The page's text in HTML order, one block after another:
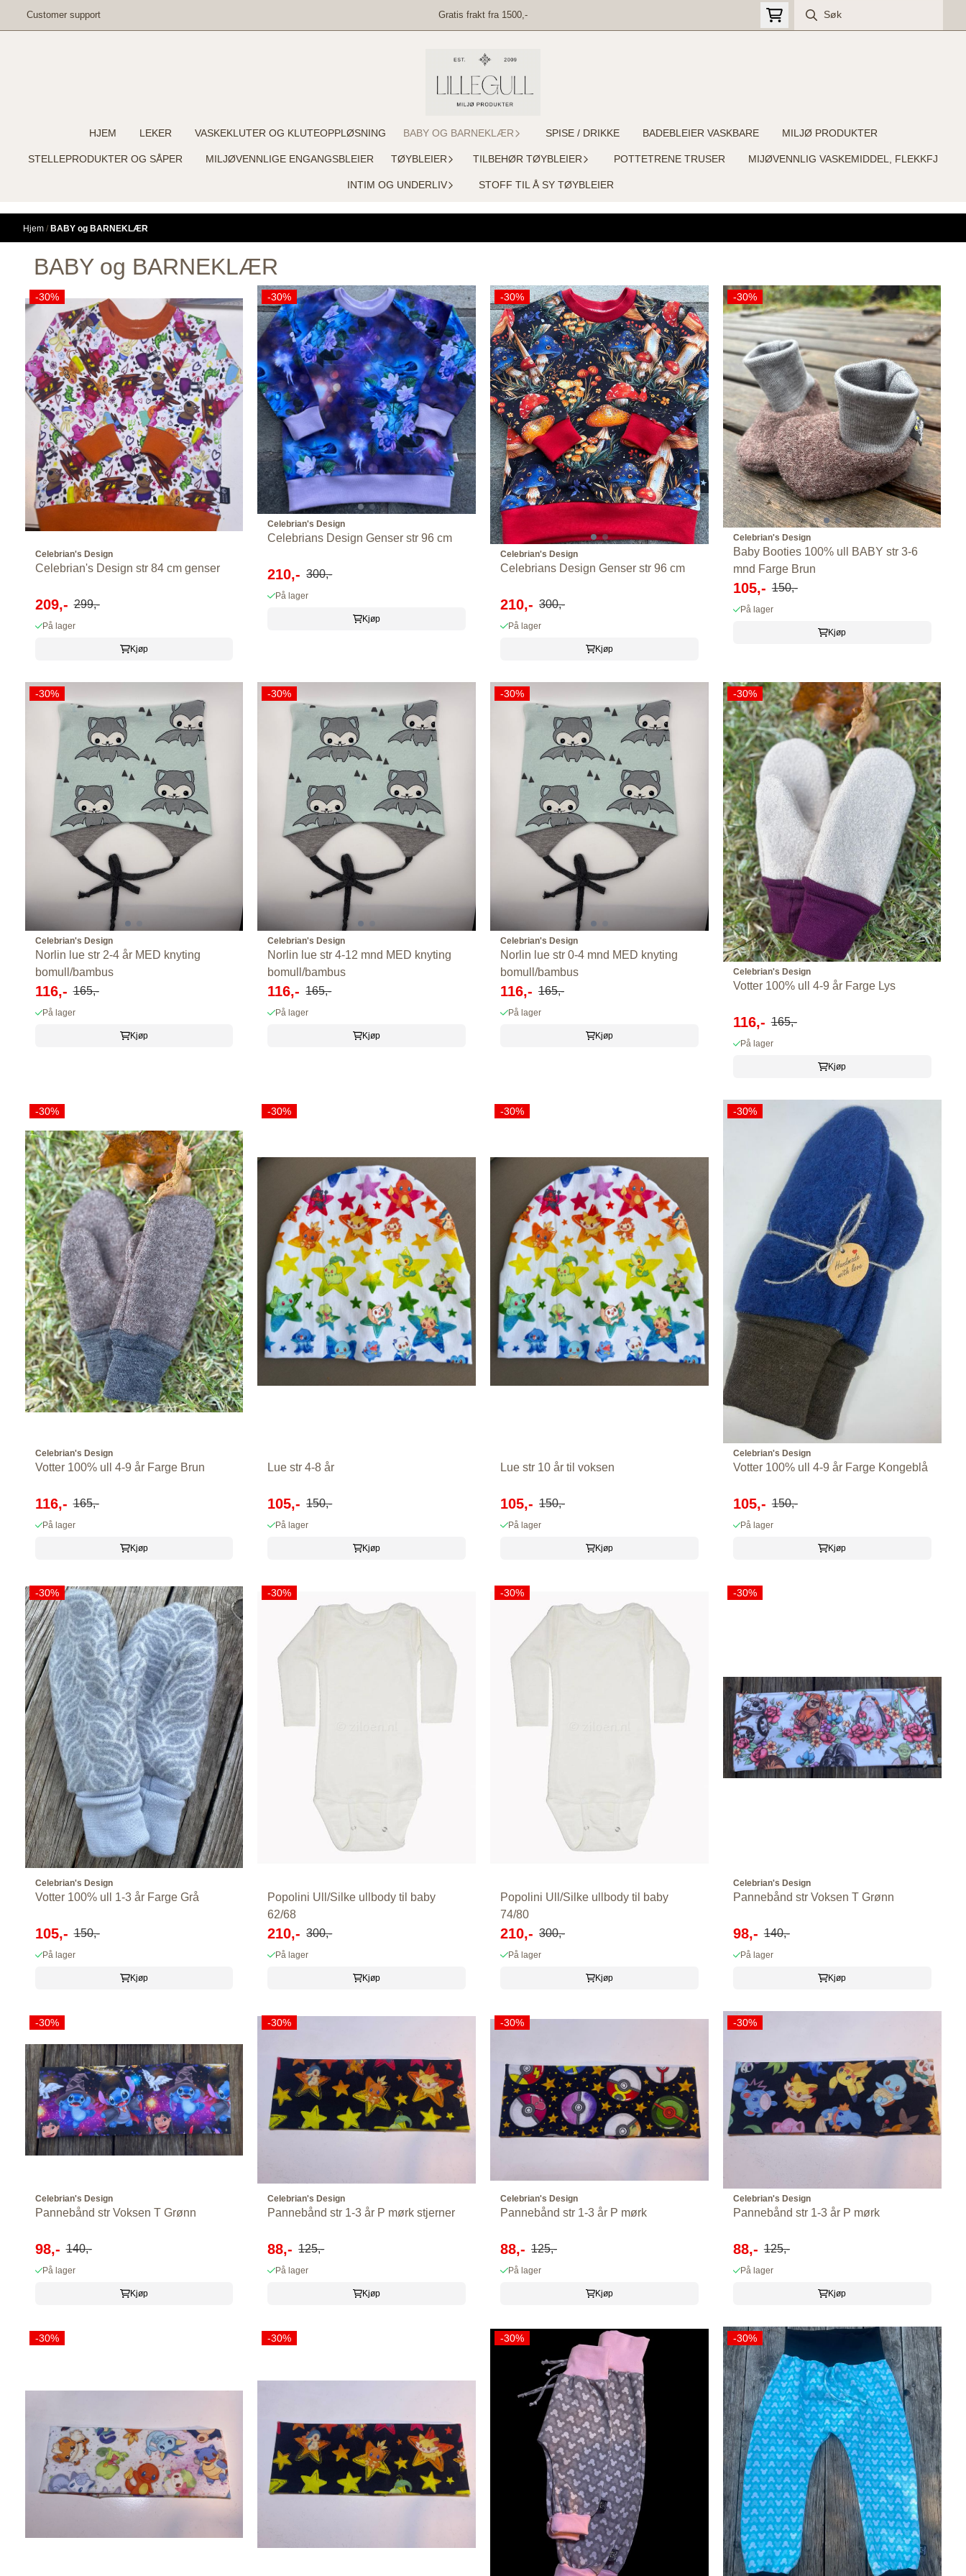
Hopp til innhold
Customer support Gratis frakt fra 1500,-
HJEM LEKER VASKEKLUTER OG KLUTEOPPLØSNING BABY OG BARNEKLÆR SPISE / DRIKKE BADEBLEIER VASKBARE MILJØ PRODUKTER
STELLEPRODUKTER OG SÅPER MILJØVENNLIGE ENGANGSBLEIER TØYBLEIER TILBEHØR TØYBLEIER POTTETRENE TRUSER MIJØVENNLIG VASKEMIDDEL, FLEKKFJ
INTIM OG UNDERLIV STOFF TIL Å SY TØYBLEIER
Hjem / BABY og BARNEKLÆR
BABY og BARNEKLÆR
-30%
Celebrian's Design
Celebrian's Design str 84 cm genser
209,- 299,-
På lager
Kjøp
-30%
Celebrian's Design
Celebrians Design Genser str 96 cm
210,- 300,-
På lager
Kjøp
-30%
Celebrian's Design
Celebrians Design Genser str 96 cm
210,- 300,-
På lager
Kjøp
-30%
Celebrian's Design
Baby Booties 100% ull BABY str 3-6
mnd Farge Brun
105,- 150,-
På lager
Kjøp
-30%
Celebrian's Design
Norlin lue str 2-4 år MED knyting
bomull/bambus
116,- 165,-
På lager
Kjøp
-30%
Celebrian's Design
Norlin lue str 4-12 mnd MED knyting
bomull/bambus
116,- 165,-
På lager
Kjøp
-30%
Celebrian's Design
Norlin lue str 0-4 mnd MED knyting
bomull/bambus
116,- 165,-
På lager
Kjøp
-30%
Celebrian's Design
Votter 100% ull 4-9 år Farge Lys
116,- 165,-
På lager
Kjøp
-30%
Celebrian's Design
Votter 100% ull 4-9 år Farge Brun
116,- 165,-
På lager
Kjøp
-30%
Lue str 4-8 år
105,- 150,-
På lager
Kjøp
-30%
Lue str 10 år til voksen
105,- 150,-
På lager
Kjøp
-30%
Celebrian's Design
Votter 100% ull 4-9 år Farge Kongeblå
105,- 150,-
På lager
Kjøp
-30%
Celebrian's Design
Votter 100% ull 1-3 år Farge Grå
105,- 150,-
På lager
Kjøp
-30%
Popolini Ull/Silke ullbody til baby
62/68
210,- 300,-
På lager
Kjøp
-30%
Popolini Ull/Silke ullbody til baby
74/80
210,- 300,-
På lager
Kjøp
-30%
Celebrian's Design
Pannebånd str Voksen T Grønn
98,- 140,-
På lager
Kjøp
-30%
Celebrian's Design
Pannebånd str Voksen T Grønn
98,- 140,-
På lager
Kjøp
-30%
Celebrian's Design
Pannebånd str 1-3 år P mørk stjerner
88,- 125,-
På lager
Kjøp
-30%
Celebrian's Design
Pannebånd str 1-3 år P mørk
88,- 125,-
På lager
Kjøp
-30%
Celebrian's Design
Pannebånd str 1-3 år P mørk
88,- 125,-
På lager
Kjøp
-30% -30% -30% -30%